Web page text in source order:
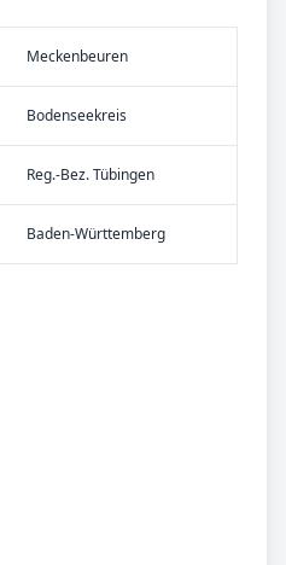
Meckenbeuren
Bodenseekreis
Reg.-Bez. Tübingen
Baden-Württemberg